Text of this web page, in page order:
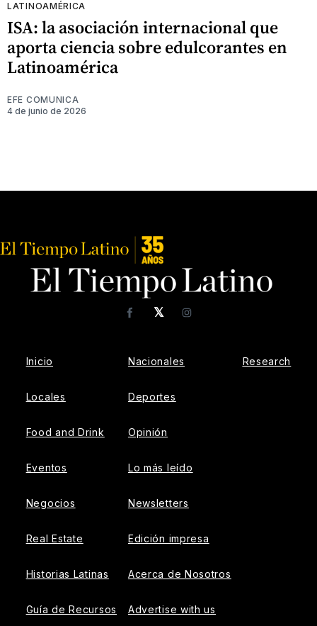
LATINOAMÉRICA
ISA: la asociación internacional que
aporta ciencia sobre edulcorantes en
Latinoamérica
EFE COMUNICA
4 de junio de 2026
𝕏
FacebookInstagram
Inicio
Locales
Food and Drink
Eventos
Negocios
Real Estate
Historias Latinas
Guía de Recursos
Nacionales
Deportes
Opinión
Lo más leído
Newsletters
Edición impresa
Acerca de Nosotros
Advertise with us
Research